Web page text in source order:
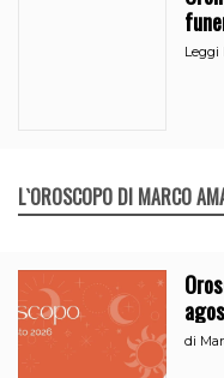
Leggi
L`OROSCOPO DI MARCO
di